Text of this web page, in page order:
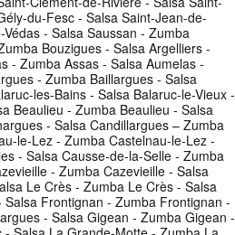
du-Fesc - Salsa Saint-Jean-de-
- Salsa Saussan - Zumba
Bouzigues - Salsa Argelliers -
- Zumba Assas - Salsa Aumelas -
- Zumba Baillargues - Salsa
les-Bains - Salsa Balaruc-le-Vieux -
Beaulieu - Zumba Beaulieu - Salsa
- Salsa Candillargues – Zumba
le-Lez - Zumba Castelnau-le-Lez -
- Salsa Causse-de-la-Selle - Zumba
- Zumba Cazevieille - Salsa
Le Crès - Zumba Le Crès - Salsa
Frontignan - Zumba Frontignan -
- Salsa Gigean - Zumba Gigean -